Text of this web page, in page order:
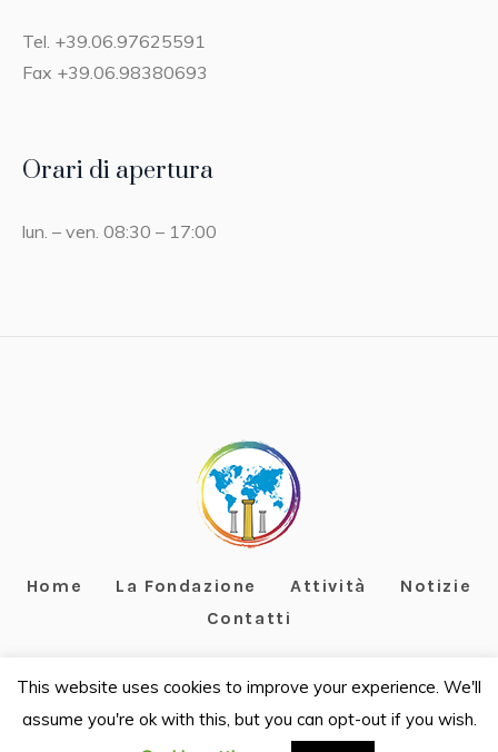
Tel. +39.06.97625591
Fax +39.06.98380693
Orari di apertura
lun. – ven. 08:30 – 17:00
Home La Fondazione Attività
Notizie
Contatti
Fondazione Terzo Pilastro Internazionale - C.F. 97967070588
This website uses cookies to improve your experience. We'll
assume you're ok with this, but you can opt-out if you wish.